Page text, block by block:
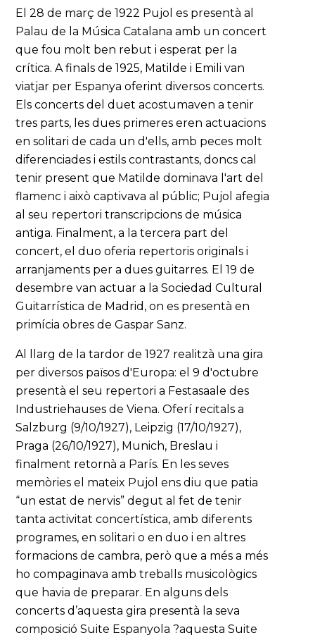
El 28 de març de 1922 Pujol es presentà al
Palau de la Música Catalana amb un concert
que fou molt ben rebut i esperat per la
crítica. A finals de 1925, Matilde i Emili van
viatjar per Espanya oferint diversos concerts.
Els concerts del duet acostumaven a tenir
tres parts, les dues primeres eren actuacions
en solitari de cada un d'ells, amb peces molt
diferenciades i estils contrastants, doncs cal
tenir present que Matilde dominava l'art del
flamenc i això captivava al públic; Pujol afegia
al seu repertori transcripcions de música
antiga. Finalment, a la tercera part del
concert, el duo oferia repertoris originals i
arranjaments per a dues guitarres. El 19 de
desembre van actuar a la Sociedad Cultural
Guitarrística de Madrid, on es presentà en
primícia obres de Gaspar Sanz.
Al llarg de la tardor de 1927 realitzà una gira
per diversos països d'Europa: el 9 d'octubre
presentà el seu repertori a Festasaale des
Industriehauses de Viena. Oferí recitals a
Salzburg (9/10/1927), Leipzig (17/10/1927),
Praga (26/10/1927), Munich, Breslau i
finalment retornà a París. En les seves
memòries el mateix Pujol ens diu que patia
“un estat de nervis” degut al fet de tenir
tanta activitat concertística, amb diferents
programes, en solitari o en duo i en altres
formacions de cambra, però que a més a més
ho compaginava amb treballs musicològics
que havia de preparar. En alguns dels
concerts d’aquesta gira presentà la seva
composició Suite Espanyola ?aquesta Suite